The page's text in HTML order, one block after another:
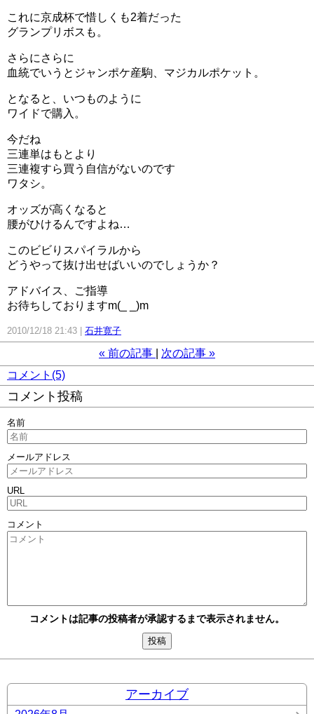
これに京成杯で惜しくも2着だった
グランプリボスも。
さらにさらに
血統でいうとジャンポケ産駒、マジカルポケット。
となると、いつものように
ワイドで購入。
今だね
三連単はもとより
三連複すら買う自信がないのです
ワタシ。
オッズが高くなると
腰がひけるんですよね…
このビビりスパイラルから
どうやって抜け出せばいいのでしょうか？
アドバイス、ご指導
お待ちしておりますm(_ _)m
2010/12/18 21:43 石井寛子
« 前の記事 次の記事 »
コメント(5)
コメント投稿
名前
メールアドレス
URL
コメント
コメントは記事の投稿者が承認するまで表示されません。
アーカイブ